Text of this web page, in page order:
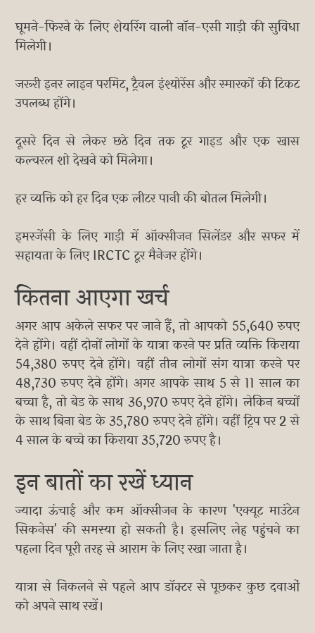
घूमने-फिरने के लिए शेयरिंग वाली नॉन-एसी गाड़ी की सुविधा
मिलेगी।
जरूरी इनर लाइन परमिट, ट्रैवल इंश्योरेंस और स्मारकों की टिकट
उपलब्ध होंगे।
दूसरे दिन से लेकर छठे दिन तक टूर गाइड और एक खास
कल्चरल शो देखने को मिलेगा।
हर व्यक्ति को हर दिन एक लीटर पानी की बोतल मिलेगी।
इमरजेंसी के लिए गाड़ी में ऑक्सीजन सिलेंडर और सफर में
सहायता के लिए IRCTC टूर मैनेजर होंगे।
कितना आएगा खर्च
अगर आप अकेले सफर पर जाने हैं, तो आपको 55,640 रुपए
देने होंगे। वहीं दोनों लोगों के यात्रा करने पर प्रति व्यक्ति किराया
54,380 रुपए देने होंगे। वहीं तीन लोगों संग यात्रा करने पर
48,730 रुपए देने होंगे। अगर आपके साथ 5 से 11 साल का
बच्चा है, तो बेड के साथ 36,970 रुपए देने होंगे। लेकिन बच्चों
के साथ बिना बेड के 35,780 रुपए देने होंगे। वहीं ट्रिप पर 2 से
4 साल के बच्चे का किराया 35,720 रुपए है।
इन बातों का रखें ध्यान
ज्यादा ऊंचाई और कम ऑक्सीजन के कारण 'एक्यूट माउंटेन
सिकनेस' की समस्या हो सकती है। इसलिए लेह पहुंचने का
पहला दिन पूरी तरह से आराम के लिए रखा जाता है।
यात्रा से निकलने से पहले आप डॉक्टर से पूछकर कुछ दवाओं
को अपने साथ रखें।